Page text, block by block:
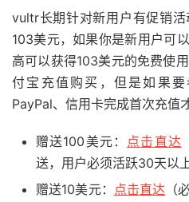
vultr长期针对新用户有促销
103美元，如果你是新用户可
高可以获得103美元的免费使
付宝充值购买，但是如果
PayPal、信用卡完成首次充值
赠送100美元： 点击直达
送，用户必须活跃30天以
赠送10美元：
点击直达 （